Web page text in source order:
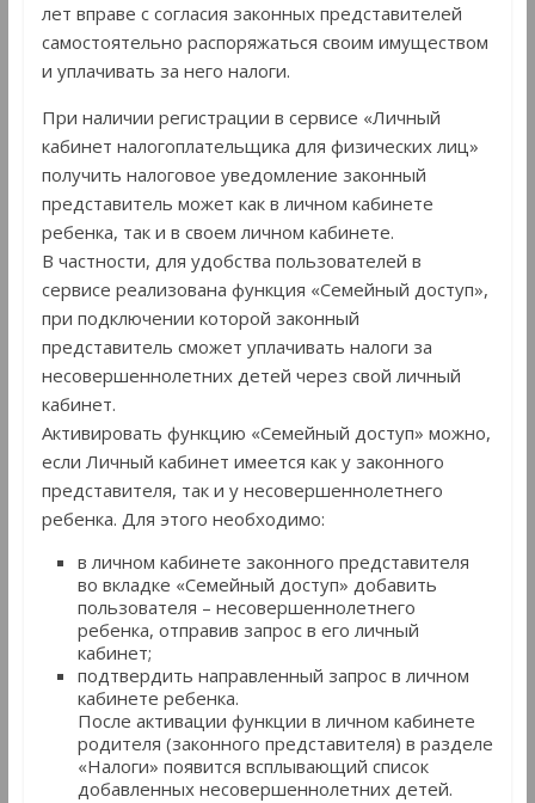
лет вправе с согласия законных представителей
самостоятельно распоряжаться своим имуществом
и уплачивать за него налоги.
При наличии регистрации в сервисе «Личный
кабинет налогоплательщика для физических лиц»
получить налоговое уведомление законный
представитель может как в личном кабинете
ребенка, так и в своем личном кабинете.
В частности, для удобства пользователей в
сервисе реализована функция «Семейный доступ»,
при подключении которой законный
представитель сможет уплачивать налоги за
несовершеннолетних детей через свой личный
кабинет.
Активировать функцию «Семейный доступ» можно,
если Личный кабинет имеется как у законного
представителя, так и у несовершеннолетнего
ребенка. Для этого необходимо:
в личном кабинете законного представителя
во вкладке «Семейный доступ» добавить
пользователя – несовершеннолетнего
ребенка, отправив запрос в его личный
кабинет;
подтвердить направленный запрос в личном
кабинете ребенка.
После активации функции в личном кабинете
родителя (законного представителя) в разделе
«Налоги» появится всплывающий список
добавленных несовершеннолетних детей.